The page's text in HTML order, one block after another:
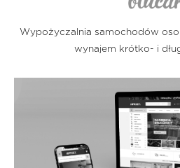
Wypożyczalnia samochodów
wynajem krótko- i